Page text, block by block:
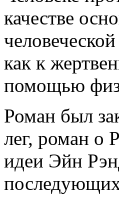
качестве
как к
помощью
Роман был
лег, роман о
идеи Эйн